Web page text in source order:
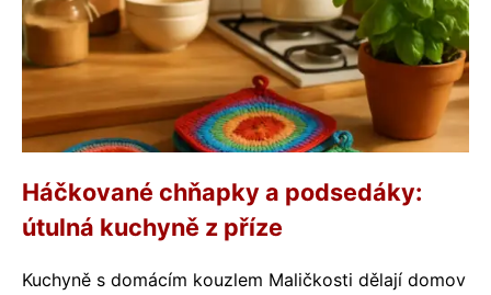
Háčkované chňapky a podsedáky:
útulná kuchyně z příze
Kuchyně s domácím kouzlem Maličkosti dělají domov